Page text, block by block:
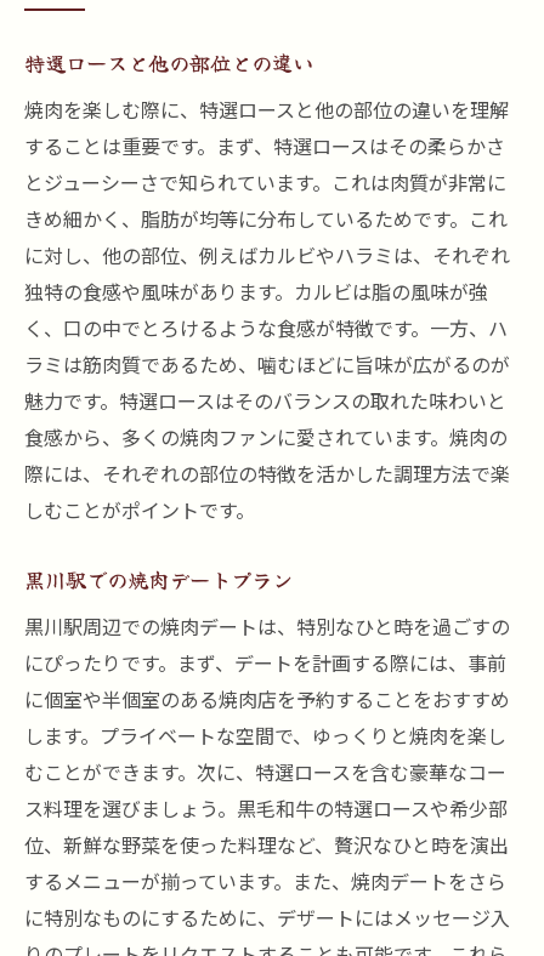
特選ロースと他の部位との違い
焼肉を楽しむ際に、特選ロースと他の部位の違いを理解
することは重要です。まず、特選ロースはその柔らかさ
とジューシーさで知られています。これは肉質が非常に
きめ細かく、脂肪が均等に分布しているためです。これ
に対し、他の部位、例えばカルビやハラミは、それぞれ
独特の食感や風味があります。カルビは脂の風味が強
く、口の中でとろけるような食感が特徴です。一方、ハ
ラミは筋肉質であるため、噛むほどに旨味が広がるのが
魅力です。特選ロースはそのバランスの取れた味わいと
食感から、多くの焼肉ファンに愛されています。焼肉の
際には、それぞれの部位の特徴を活かした調理方法で楽
しむことがポイントです。
黒川駅での焼肉デートプラン
黒川駅周辺での焼肉デートは、特別なひと時を過ごすの
にぴったりです。まず、デートを計画する際には、事前
に個室や半個室のある焼肉店を予約することをおすすめ
します。プライベートな空間で、ゆっくりと焼肉を楽し
むことができます。次に、特選ロースを含む豪華なコー
ス料理を選びましょう。黒毛和牛の特選ロースや希少部
位、新鮮な野菜を使った料理など、贅沢なひと時を演出
するメニューが揃っています。また、焼肉デートをさら
に特別なものにするために、デザートにはメッセージ入